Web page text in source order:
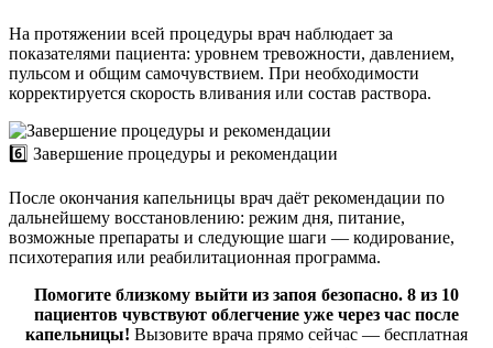
На протяжении всей процедуры врач наблюдает за
показателями пациента: уровнем тревожности, давлением,
пульсом и общим самочувствием. При необходимости
корректируется скорость вливания или состав раствора.
6️⃣ Завершение процедуры и рекомендации
После окончания капельницы врач даёт рекомендации по
дальнейшему восстановлению: режим дня, питание,
возможные препараты и следующие шаги — кодирование,
психотерапия или реабилитационная программа.
Помогите близкому выйти из запоя безопасно. 8 из 10
пациентов чувствуют облегчение уже через час после
капельницы! Вызовите врача прямо сейчас — бесплатная